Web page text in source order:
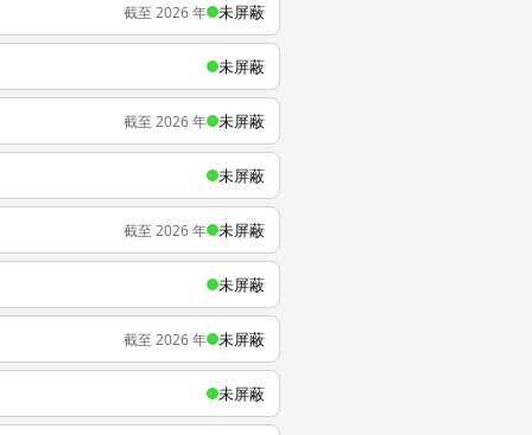
截至 2026 年 未屏蔽
未屏蔽
截至 2026 年 未屏蔽
未屏蔽
截至 2026 年 未屏蔽
未屏蔽
截至 2026 年 未屏蔽
未屏蔽